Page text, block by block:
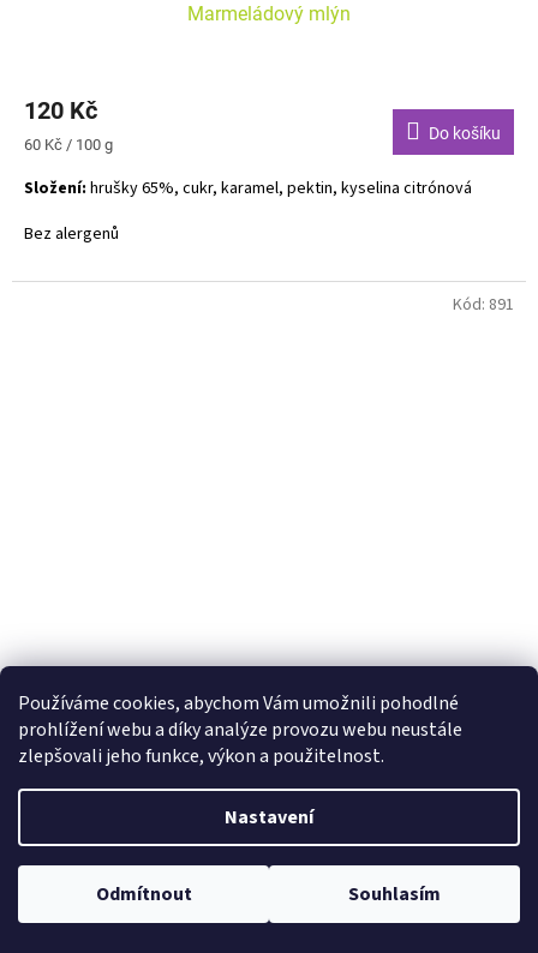
Používáme cookies, abychom Vám umožnili pohodlné
prohlížení webu a díky analýze provozu webu neustále
zlepšovali jeho funkce, výkon a použitelnost.
Nastavení
Odmítnout Souhlasím
Marmeládový mlýn
120 Kč
Měrná
60 Kč / 100 g
Do košíku
Složení: hrušky 65%, cukr, karamel, pektin, kyselina citrónová
Bez alergenů
Měrná
cena:
33,75 Kč / 100 g
100% hrušek
Kód: 891